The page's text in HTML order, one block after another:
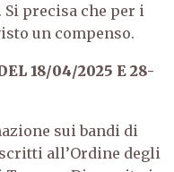
Si precisa che per i
un compenso.
18/04/2025 E 28-
sui bandi di
all’Ordine degli